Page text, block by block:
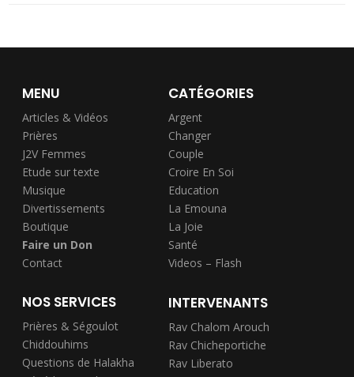
MENU
Articles & Vidéos
Prières
J2V Femmes
Etude sur texte
Musique
Divertissements
Boutique
Faire un Don
Contact
CATÉGORIES
Argent
Changer
Couple
Croire En Soi
Education
La Emouna
La Joie
Santé
Videos – Flash
NOS SERVICES
Prières & Ségoulot
Chiddouhims
Questions de Halakha
INTERVENANTS
Rav Chalom Arouch
Rav Chicheportiche
Rav Liberato